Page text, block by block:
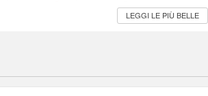
LEGGI LE PIÙ BELLE